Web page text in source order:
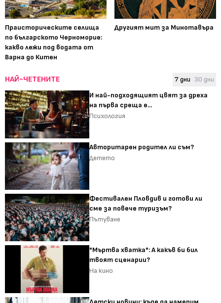
Праисторическите селища
по българското Черноморие:
какво лежи под водата от
Варна до Китен
Другият мит за Минотавъра
НАЙ-ЧЕТЕНИТЕ 7 дни 30 дни
И най-подходящият цвят за дреха
на първа среща е...
Психология
Авторитарен родител ли съм?
Детето
Фестивален Пловдив и готови ли
сме за повече туризъм?
Пътуване
"Мъртва хватка": А какъв би бил
твоят сценарии?
На кино